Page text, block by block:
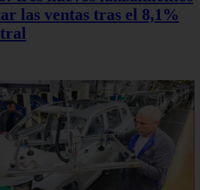
las ventas tras el 8,1%